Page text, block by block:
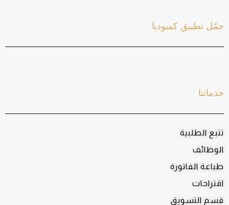
خدماتنا
تتبع الطلبية
الوظائف
طباعة الفاتورة
اقتراحات
قسم التسويق
حمّل تطبيق كمبوديا